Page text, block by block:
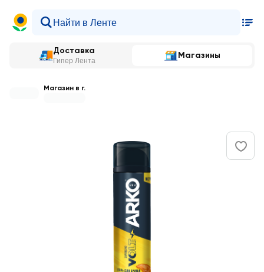
Доставка
Гипер Лента
Магазины
Магазин в г.